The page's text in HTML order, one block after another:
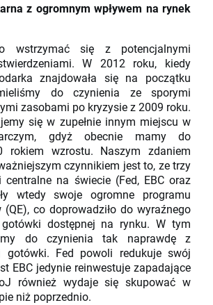
z ogromnym wpływem na rynek
wstrzymać się z potencjalnymi
W 2012 roku, kiedy
znajdowała się na początku
do czynienia ze sporymi
zasobami po kryzysie z 2009 roku.
się w zupełnie innym miejscu w
gdyż obecnie mamy do
rokiem wzrostu. Naszym zdaniem
czynnikiem jest to, ze trzy
centralne na świecie (Fed, EBC oraz
wtedy swoje ogromne programu
co doprowadziło do wyraźnego
dostępnej na rynku. W tym
do czynienia tak naprawdę z
gotówki. Fed powoli redukuje swój
EBC jedynie reinwestuje zapadające
również wydaje się skupować w
niż poprzednio.